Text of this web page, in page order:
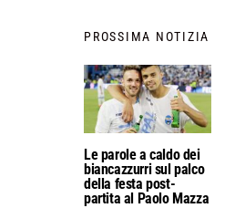
PROSSIMA NOTIZIA
Le parole a caldo dei
biancazzurri sul palco
della festa post-
partita al Paolo Mazza